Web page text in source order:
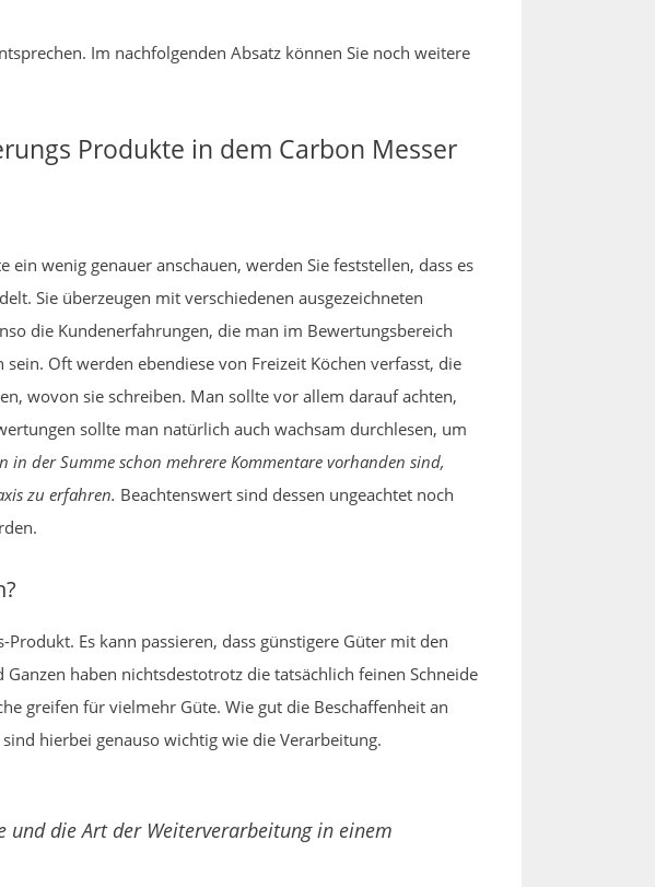
Im nachfolgenden Absatz können Sie noch weitere
Produkte in dem Carbon Messer
ein wenig genauer anschauen, werden Sie feststellen, dass es
Sie überzeugen mit verschiedenen ausgezeichneten
die Kundenerfahrungen, die man im Bewertungsbereich
Oft werden ebendiese von Freizeit Köchen verfasst, die
wovon sie schreiben. Man sollte vor allem darauf achten,
sollte man natürlich auch wachsam durchlesen, um
in der Summe schon mehrere Kommentare vorhanden sind,
zu erfahren. Beachtenswert sind dessen ungeachtet noch
Es kann passieren, dass günstigere Güter mit den
haben nichtsdestotrotz die tatsächlich feinen Schneide
greifen für vielmehr Güte. Wie gut die Beschaffenheit an
hierbei genauso wichtig wie die Verarbeitung.
und die Art der Weiterverarbeitung in einem